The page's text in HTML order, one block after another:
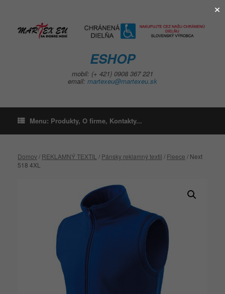
ESHOP
mobil: (+ 421) 0908 367 221
email: martexeu@martexeu.sk
Menu: Produkty, O firme, Kontakty...
Domov/ REKLAMNÝ TEXTIL / Pánsky reklamný textil / Fleece / Next
518 4XL
×